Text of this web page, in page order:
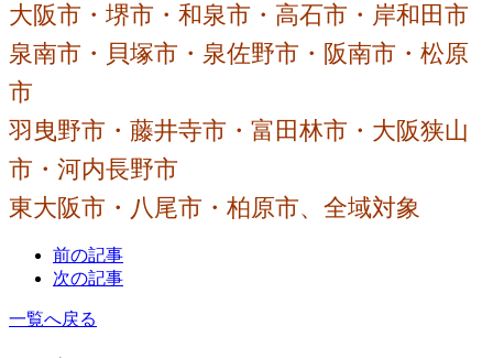
大阪市・堺市・和泉市・高石市・岸和田市
泉南市・貝塚市・泉佐野市・阪南市・松原
市
羽曳野市・藤井寺市・富田林市・大阪狭山
市・河内長野市
東大阪市・八尾市・柏原市、全域対象
前の記事
次の記事
一覧へ戻る